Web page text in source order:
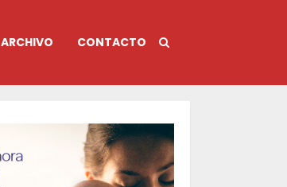
ARCHIVO CONTACTO